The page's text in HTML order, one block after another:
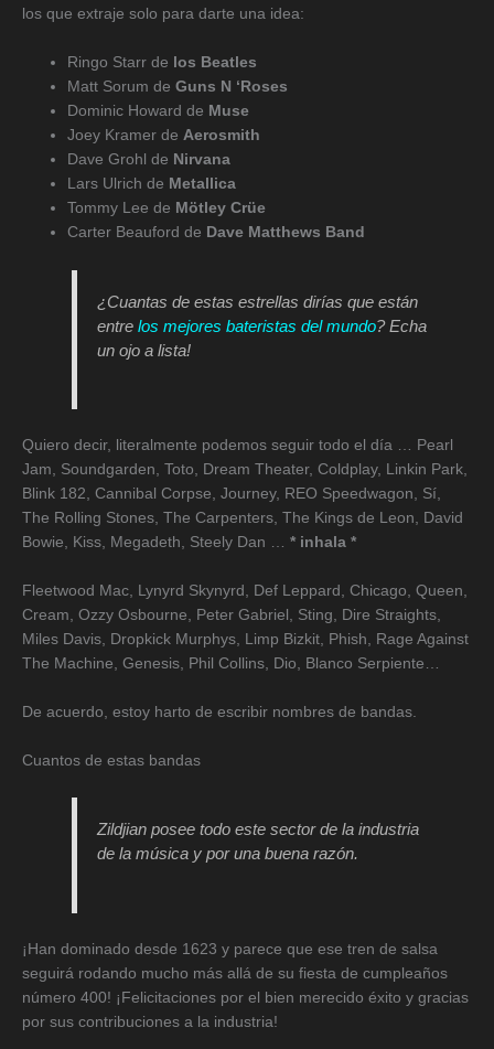
los que extraje solo para darte una idea:
Ringo Starr de los Beatles
Matt Sorum deGuns N ‘Roses
Dominic Howard de Muse
Joey Kramer de Aerosmith
Dave Grohl de Nirvana
Lars Ulrich de Metallica
Tommy Lee de Mötley Crüe
Carter Beauford de Dave Matthews Band
¿Cuantas de estas estrellas dirías que están
entrelos mejores bateristas del mundo? Echa
un ojo a lista!
Quiero decir, literalmente podemos seguir todo el día … Pearl
Jam, Soundgarden, Toto, Dream Theater, Coldplay, Linkin Park,
Blink 182, Cannibal Corpse, Journey, REO Speedwagon, Sí,
The Rolling Stones, The Carpenters, The Kings de Leon, David
Bowie, Kiss, Megadeth, Steely Dan … * inhala *
Fleetwood Mac, Lynyrd Skynyrd, Def Leppard, Chicago, Queen,
Cream, Ozzy Osbourne, Peter Gabriel, Sting, Dire Straights,
Miles Davis, Dropkick Murphys, Limp Bizkit, Phish, Rage Against
The Machine, Genesis, Phil Collins, Dio, Blanco Serpiente…
De acuerdo, estoy harto de escribir nombres de bandas.
Cuantos de estas bandas
Zildjian posee todo este sector de la industria
de la música y por una buena razón.
¡Han dominado desde 1623 y parece que ese tren de salsa
seguirá rodando mucho más allá de su fiesta de cumpleaños
número 400! ¡Felicitaciones por el bien merecido éxito y gracias
por sus contribuciones a la industria!